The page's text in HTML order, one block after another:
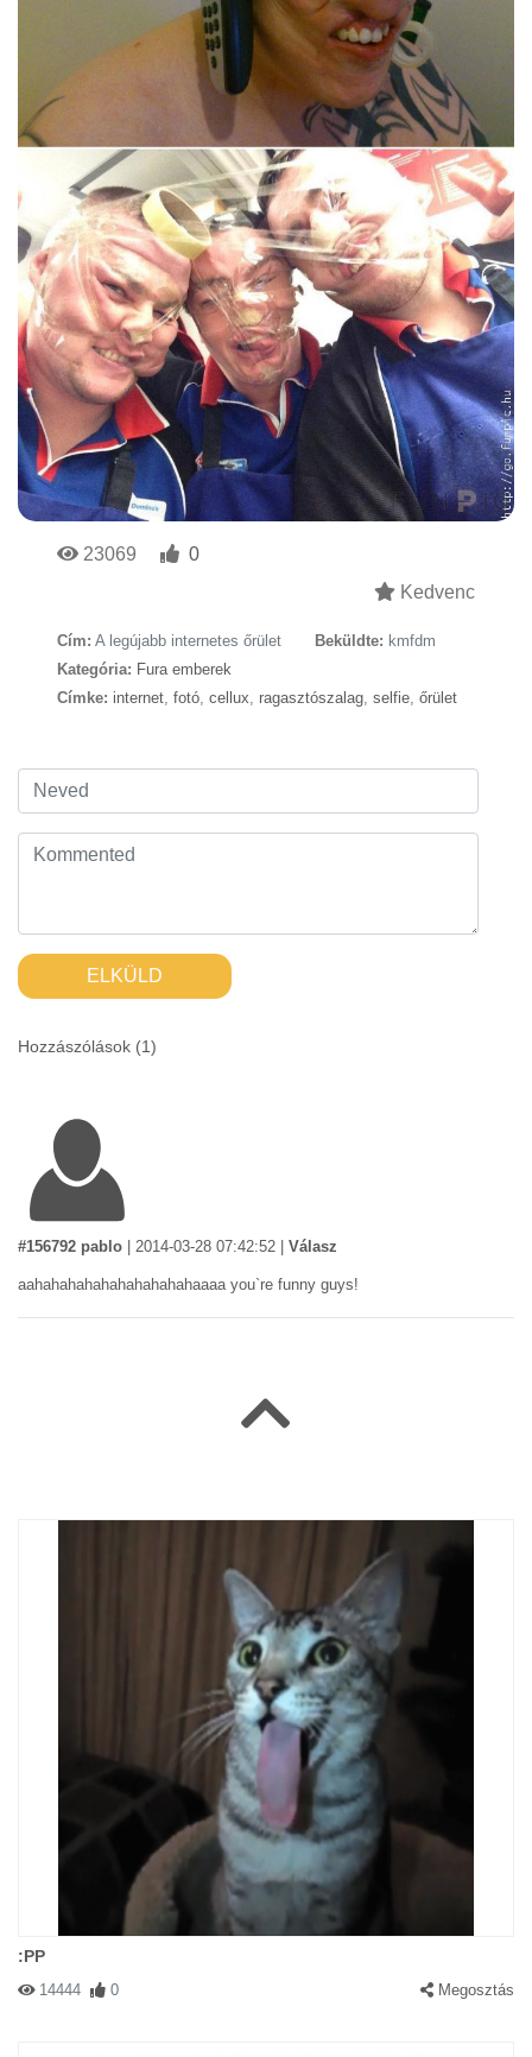
23069
0
Kedvenc
Cím: A legújabb internetes őrület Beküldte: kmfdm
Kategória: Fura emberek
Címke: internet, fotó, cellux, ragasztószalag, selfie, őrület
ELKÜLD
Hozzászólások (1)
#156792 pablo 2014-03-28 07:42:52 Válasz
aahahahahahahahahahahaaaa you`re funny guys!
:PP
14444 0 Megosztás